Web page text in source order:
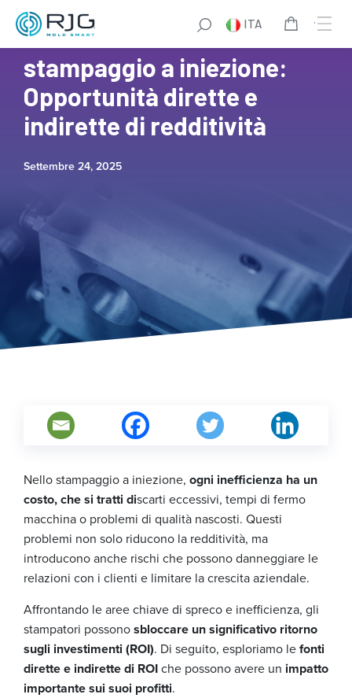
ITA
Massimizzare il ROI nello
stampaggio a iniezione:
Opportunità dirette e
indirette di redditività
Settembre 24, 2025
Nello stampaggio a iniezione, ogni inefficienza ha un
costo, che si tratti discarti eccessivi, tempi di fermo
macchina o problemi di qualità nascosti. Questi
problemi non solo riducono la redditività, ma
introducono anche rischi che possono danneggiare le
relazioni con i clienti e limitare la crescita aziendale.
Affrontando le aree chiave di spreco e inefficienza, gli
stampatori possonosbloccare un significativo ritorno
sugli investimenti (ROI). Di seguito, esploriamo lefonti
dirette e indirette di ROIche possono avere un impatto
importante sui suoi profitti.